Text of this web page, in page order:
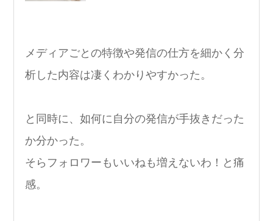
メディアごとの特徴や発信の仕方を細かく分
析した内容は凄くわかりやすかった。
と同時に、如何に自分の発信が手抜きだった
か分かった。
そらフォロワーもいいねも増えないわ！と痛
感。